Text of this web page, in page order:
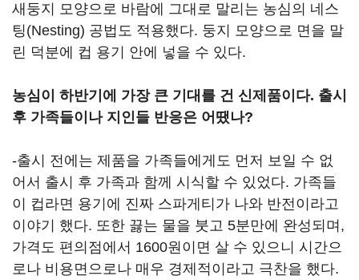
새둥지 모양으로 바람에 그대로 말리는 농심의 네스
팅(Nesting) 공법도 적용했다. 둥지 모양으로 면을 말
린 덕분에 컵 용기 안에 넣을 수 있다.
농심이 하반기에 가장 큰 기대를 건 신제품이다. 출시
후 가족들이나 지인들 반응은 어땠나?
-출시 전에는 제품을 가족들에게도 먼저 보일 수 없
어서 출시 후 가족과 함께 시식할 수 있었다. 가족들
이 컵라면 용기에 진짜 스파게티가 나와 반전이라고
이야기 했다. 또한 끓는 물을 붓고 5분만에 완성되며,
가격도 편의점에서 1600원이면 살 수 있으니 시간으
로나 비용면으로나 매우 경제적이라고 극찬을 했다.